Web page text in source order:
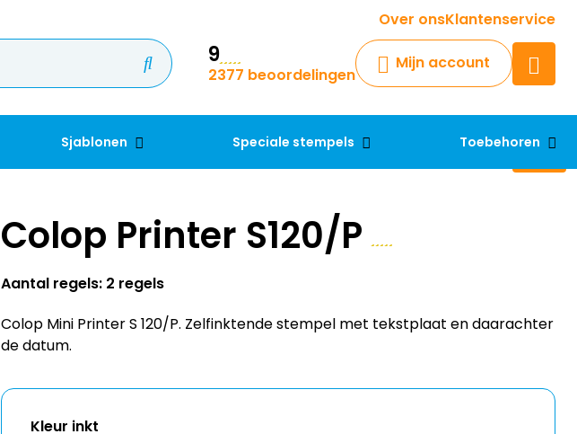
Over onsKlantenservice
9
2377 beoordelingen
Mijn account
Sjablonen Speciale stempels Toebehoren
Krijg een antwoord op uw vraag
Chatbot
Chat 24/7 met onze chatbot
Contact
Colop Printer S120/P
Aantal regels: 2 regels
Colop Mini Printer S 120/P. Zelfinktende stempel met tekstplaat en daarachter
de datum.